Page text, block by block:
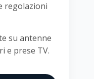
regolazioni
su antenne
e prese TV.